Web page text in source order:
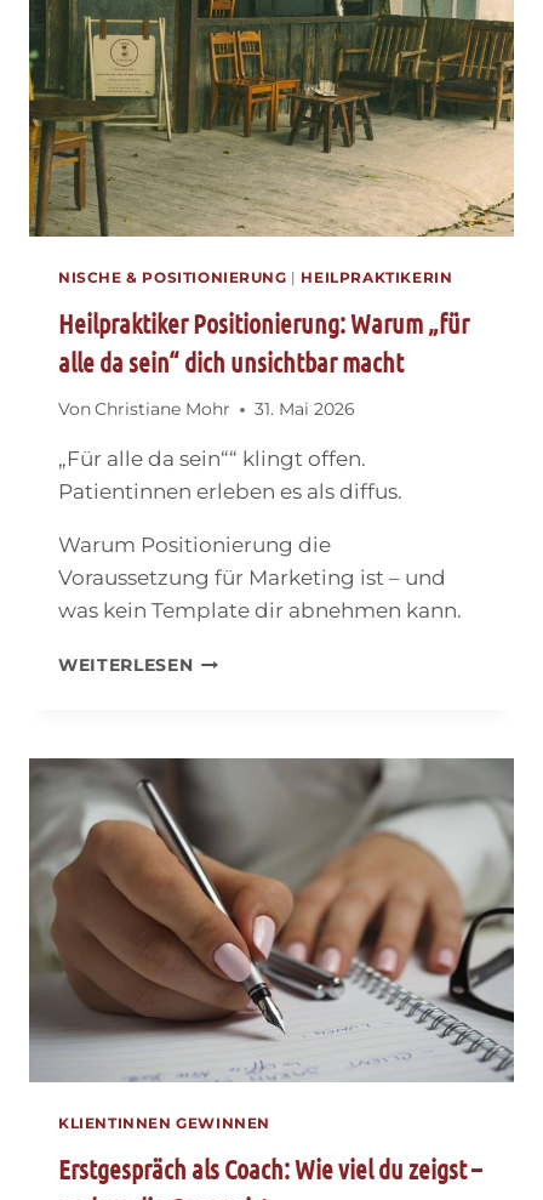
UND
WAS
WIRKLICH
FUNKTIONIERT
NISCHE & POSITIONIERUNG | HEILPRAKTIKERIN
Heilpraktiker Positionierung: Warum „für
alle da sein“ dich unsichtbar macht
VonChristiane Mohr 31. Mai 2026
„Für alle da sein““ klingt offen.
Patientinnen erleben es als diffus.
Warum Positionierung die
Voraussetzung für Marketing ist – und
was kein Template dir abnehmen kann.
WEITERLESENHEILPRAKTIKER
ALLE
UNSICHTBAR
MACHT
KLIENTINNEN GEWINNEN
Erstgespräch als Coach: Wie viel du zeigst –